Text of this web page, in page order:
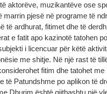
aktorëve, muzikantëve ose
marrin pjesë në programe të
të ardhurat, fitimet dhe të
e fatit apo kazinotë tatohen
i licencuar për këtë
me shitje. Në një rast të
fitim dhe tatohet
të Patundshme po aplikon të
Dhurim është gjithashtu një